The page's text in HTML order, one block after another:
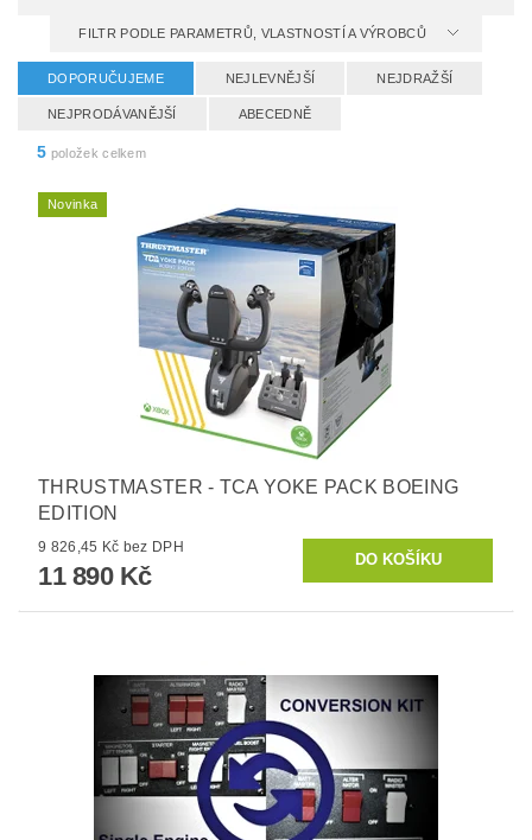
FILTR PODLE PARAMETRŮ, VLASTNOSTÍ A VÝROBCŮ
DOPORUČUJEME NEJLEVNĚJŠÍ NEJDRAŽŠÍ
NEJPRODÁVANĚJŠÍ ABECEDNĚ
5 položek celkem
Novinka
THRUSTMASTER - TCA YOKE PACK BOEING
EDITION
9 826,45 Kč bez DPH
11 890 Kč